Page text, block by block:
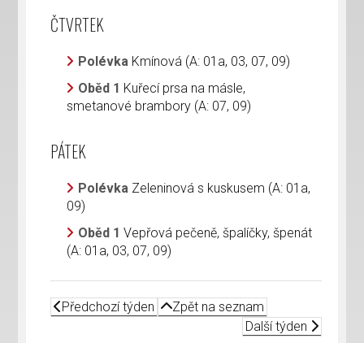
ČTVRTEK
Polévka Kmínová (A: 01a, 03, 07, 09)
Oběd 1 Kuřecí prsa na másle,
smetanové brambory (A: 07, 09)
PÁTEK
Polévka Zeleninová s kuskusem (A: 01a,
09)
Oběd 1Vepřová pečeně, špalíčky, špenát
(A: 01a, 03, 07, 09)
Předchozí týden
Zpět na seznam
Další týden